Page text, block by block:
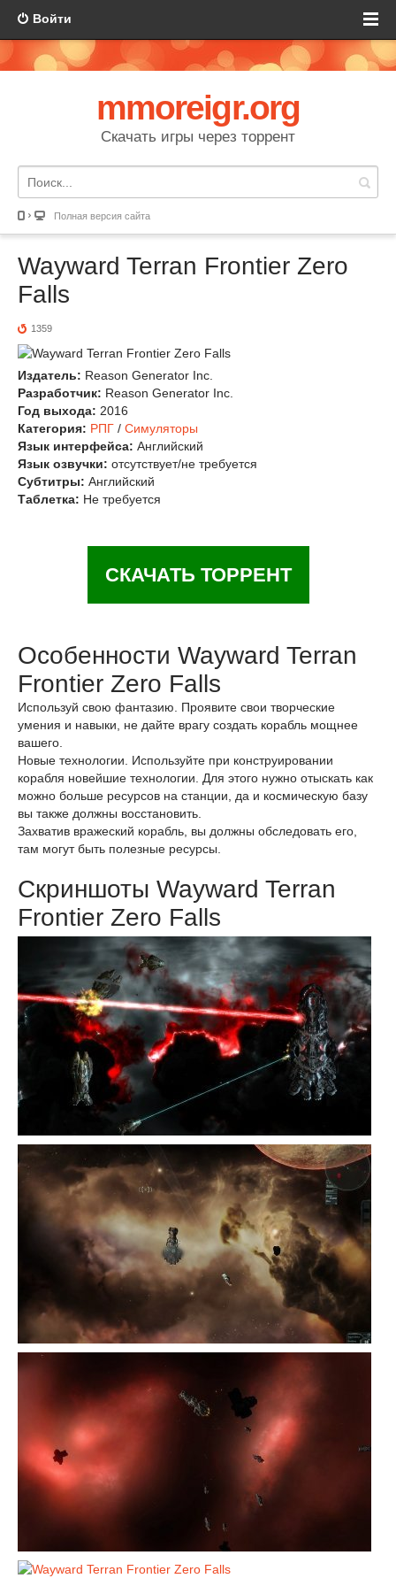
Войти
mmoreigr.org
Скачать игры через торрент
Полная версия сайта
Wayward Terran Frontier Zero
Falls
1359
Издатель: Reason Generator Inc.
Разработчик: Reason Generator Inc.
Год выхода: 2016
Категория: РПГ / Симуляторы
Язык интерфейса: Английский
Язык озвучки: отсутствует/не требуется
Субтитры: Английский
Таблетка: Не требуется
СКАЧАТЬ ТОРРЕНТ
Особенности Wayward Terran
Frontier Zero Falls
Используй свою фантазию. Проявите свои творческие
умения и навыки, не дайте врагу создать корабль мощнее
вашего.
Новые технологии. Используйте при конструировании
корабля новейшие технологии. Для этого нужно отыскать как
можно больше ресурсов на станции, да и космическую базу
вы также должны восстановить.
Захватив вражеский корабль, вы должны обследовать его,
там могут быть полезные ресурсы.
Скриншоты Wayward Terran
Frontier Zero Falls